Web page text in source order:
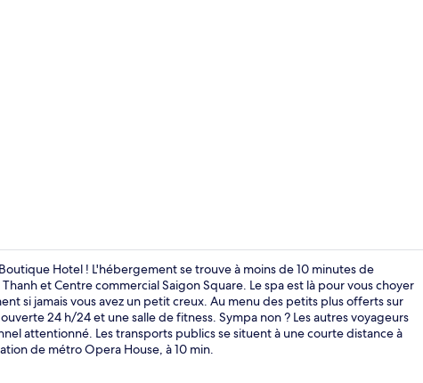
Réception
Hotel ! L'hébergement se trouve à moins de 10 minutes de
et Centre commercial Saigon Square. Le spa est là pour vous choyer
si jamais vous avez un petit creux. Au menu des petits plus offerts sur
24 h/24 et une salle de fitness. Sympa non ? Les autres voyageurs
attentionné. Les transports publics se situent à une courte distance à
de métro Opera House, à 10 min.